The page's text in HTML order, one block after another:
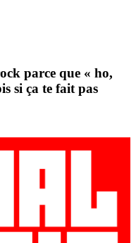
parce que « ho,
si ça te fait pas